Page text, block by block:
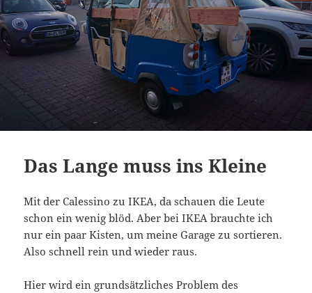
Das Lange muss ins Kleine
Mit der Calessino zu IKEA, da schauen die Leute
schon ein wenig blöd. Aber bei IKEA brauchte ich
nur ein paar Kisten, um meine Garage zu sortieren.
Also schnell rein und wieder raus.
Hier wird ein grundsätzliches Problem des